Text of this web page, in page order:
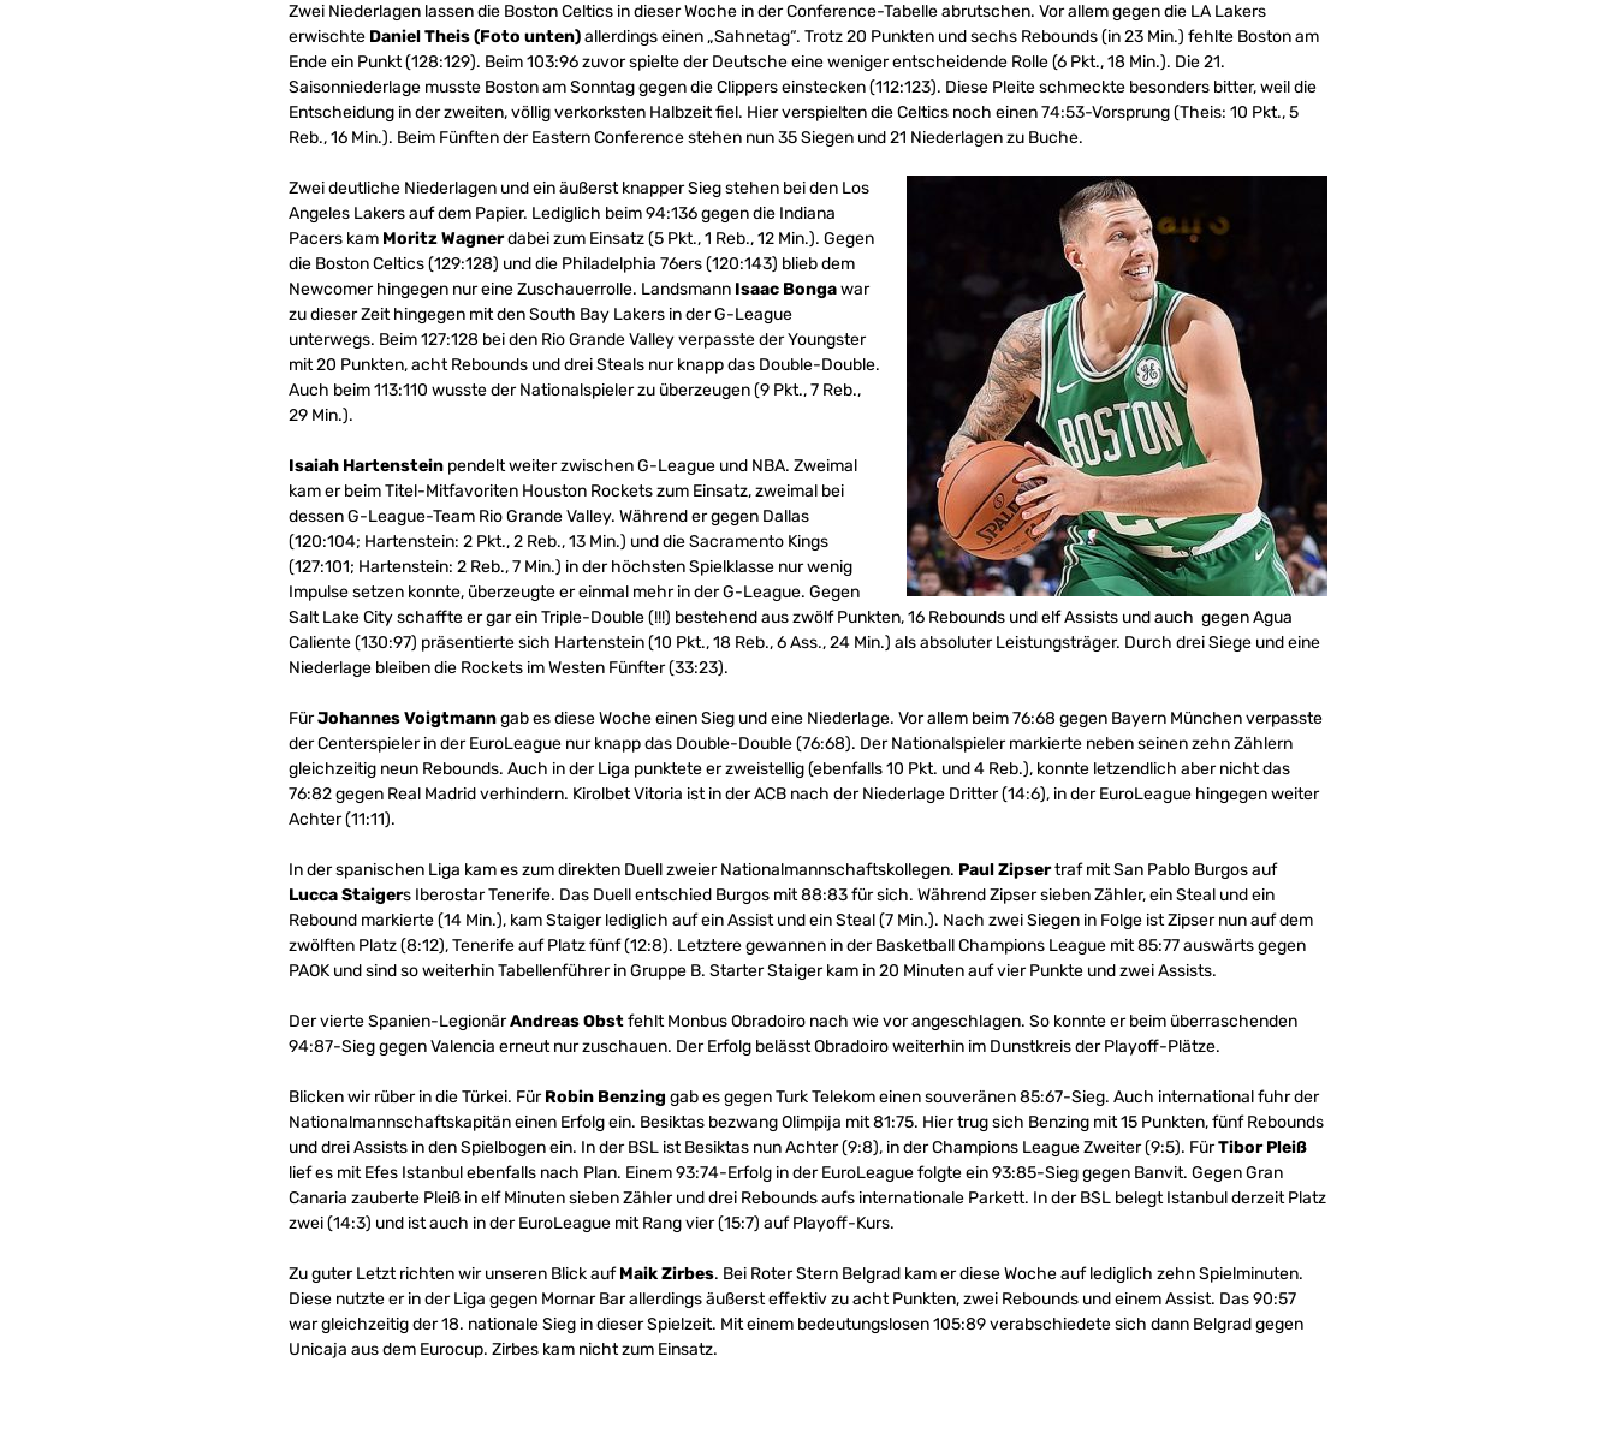
Zwei Niederlagen lassen die Boston Celtics in dieser Woche in der Conference-Tabelle abrutschen. Vor allem gegen die LA Lakers
erwischte Daniel Theis (Foto unten)allerdings einen „Sahnetag“. Trotz 20 Punkten und sechs Rebounds (in 23 Min.) fehlte Boston am
Ende ein Punkt (128:129). Beim 103:96 zuvor spielte der Deutsche eine weniger entscheidende Rolle (6 Pkt., 18 Min.). Die 21.
Saisonniederlage musste Boston am Sonntag gegen die Clippers einstecken (112:123). Diese Pleite schmeckte besonders bitter, weil die
Entscheidung in der zweiten, völlig verkorksten Halbzeit fiel. Hier verspielten die Celtics noch einen 74:53-Vorsprung (Theis: 10 Pkt., 5
Reb., 16 Min.). Beim Fünften der Eastern Conference stehen nun 35 Siegen und 21 Niederlagen zu Buche.
Zwei deutliche Niederlagen und ein äußerst knapper Sieg stehen bei den Los
Angeles Lakers auf dem Papier. Lediglich beim 94:136 gegen die Indiana
Pacers kam Moritz Wagnerdabei zum Einsatz (5 Pkt., 1 Reb., 12 Min.). Gegen
die Boston Celtics (129:128) und die Philadelphia 76ers (120:143) blieb dem
Newcomer hingegen nur eine Zuschauerrolle. Landsmann Isaac Bongawar
zu dieser Zeit hingegen mit den South Bay Lakers in der G-League
unterwegs. Beim 127:128 bei den Rio Grande Valley verpasste der Youngster
mit 20 Punkten, acht Rebounds und drei Steals nur knapp das Double-Double.
Auch beim 113:110 wusste der Nationalspieler zu überzeugen (9 Pkt., 7 Reb.,
29 Min.).
Isaiah Hartenstein pendelt weiter zwischen G-League und NBA. Zweimal
kam er beim Titel-Mitfavoriten Houston Rockets zum Einsatz, zweimal bei
dessen G-League-Team Rio Grande Valley. Während er gegen Dallas
(120:104; Hartenstein: 2 Pkt., 2 Reb., 13 Min.) und die Sacramento Kings
(127:101; Hartenstein: 2 Reb., 7 Min.) in der höchsten Spielklasse nur wenig
Impulse setzen konnte, überzeugte er einmal mehr in der G-League. Gegen
Salt Lake City schaffte er gar ein Triple-Double (!!!) bestehend aus zwölf Punkten, 16 Rebounds und elf Assists und auch gegen Agua
Caliente (130:97) präsentierte sich Hartenstein (10 Pkt., 18 Reb., 6 Ass., 24 Min.) als absoluter Leistungsträger. Durch drei Siege und eine
Niederlage bleiben die Rockets im Westen Fünfter (33:23).
FürJohannes Voigtmanngab es diese Woche einen Sieg und eine Niederlage. Vor allem beim 76:68 gegen Bayern München verpasste
der Centerspieler in der EuroLeague nur knapp das Double-Double (76:68). Der Nationalspieler markierte neben seinen zehn Zählern
gleichzeitig neun Rebounds. Auch in der Liga punktete er zweistellig (ebenfalls 10 Pkt. und 4 Reb.), konnte letzendlich aber nicht das
76:82 gegen Real Madrid verhindern. Kirolbet Vitoria ist in der ACB nach der Niederlage Dritter (14:6), in der EuroLeague hingegen weiter
Achter (11:11).
In der spanischen Liga kam es zum direkten Duell zweier Nationalmannschaftskollegen. Paul Zipsertraf mit San Pablo Burgos auf
Lucca Staigers Iberostar Tenerife. Das Duell entschied Burgos mit 88:83 für sich. Während Zipser sieben Zähler, ein Steal und ein
Rebound markierte (14 Min.), kam Staiger lediglich auf ein Assist und ein Steal (7 Min.). Nach zwei Siegen in Folge ist Zipser nun auf dem
zwölften Platz (8:12), Tenerife auf Platz fünf (12:8). Letztere gewannen in der Basketball Champions League mit 85:77 auswärts gegen
PAOK und sind so weiterhin Tabellenführer in Gruppe B. Starter Staiger kam in 20 Minuten auf vier Punkte und zwei Assists.
Der vierte Spanien-LegionärAndreas Obstfehlt Monbus Obradoiro nach wie vor angeschlagen. So konnte er beim überraschenden
94:87-Sieg gegen Valencia erneut nur zuschauen. Der Erfolg belässt Obradoiro weiterhin im Dunstkreis der Playoff-Plätze.
Blicken wir rüber in die Türkei. FürRobin Benzing gab es gegen Turk Telekom einen souveränen 85:67-Sieg. Auch international fuhr der
Nationalmannschaftskapitän einen Erfolg ein. Besiktas bezwang Olimpija mit 81:75. Hier trug sich Benzing mit 15 Punkten, fünf Rebounds
und drei Assists in den Spielbogen ein. In der BSL ist Besiktas nun Achter (9:8), in der Champions League Zweiter (9:5). FürTibor Pleiß
lief es mit Efes Istanbul ebenfalls nach Plan. Einem 93:74-Erfolg in der EuroLeague folgte ein 93:85-Sieg gegen Banvit. Gegen Gran
Canaria zauberte Pleiß in elf Minuten sieben Zähler und drei Rebounds aufs internationale Parkett. In der BSL belegt Istanbul derzeit Platz
zwei (14:3) und ist auch in der EuroLeague mit Rang vier (15:7) auf Playoff-Kurs.
Zu guter Letzt richten wir unseren Blick aufMaik Zirbes. Bei Roter Stern Belgrad kam er diese Woche auf lediglich zehn Spielminuten.
Diese nutzte er in der Liga gegen Mornar Bar allerdings äußerst effektiv zu acht Punkten, zwei Rebounds und einem Assist. Das 90:57
war gleichzeitig der 18. nationale Sieg in dieser Spielzeit. Mit einem bedeutungslosen 105:89 verabschiedete sich dann Belgrad gegen
Unicaja aus dem Eurocup. Zirbes kam nicht zum Einsatz.